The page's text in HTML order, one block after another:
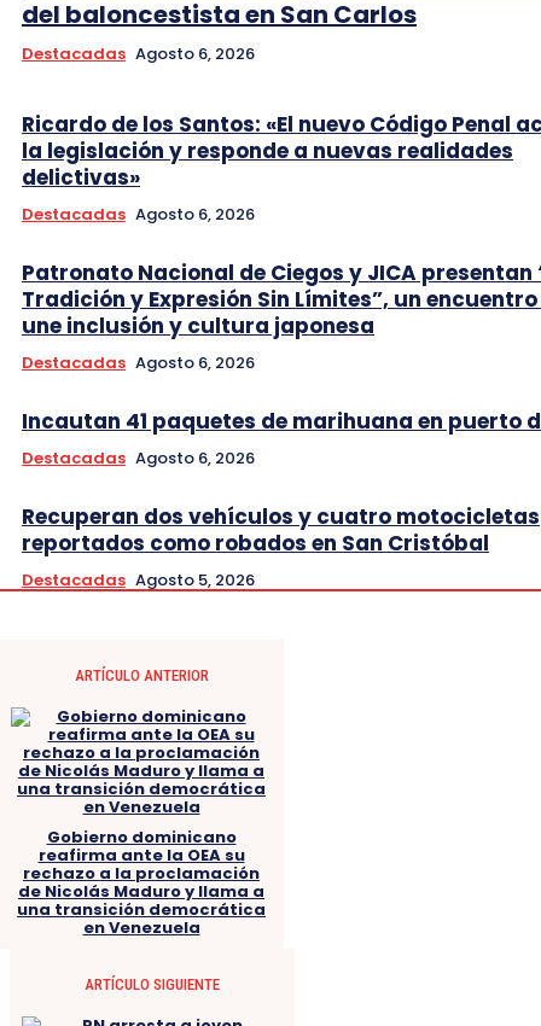
del baloncestista en San Carlos
Destacadas Agosto 6, 2026
Ricardo de los Santos: «El nuevo Código Penal
la legislación y responde a nuevas realidades
delictivas»
Destacadas Agosto 6, 2026
Patronato Nacional de Ciegos y JICA presentan
Tradición y Expresión Sin Límites”, un
une inclusión y cultura japonesa
Destacadas Agosto 6, 2026
Incautan 41 paquetes de marihuana en puerto
Destacadas Agosto 6, 2026
Recuperan dos vehículos y cuatro motocicletas
reportados como robados en San Cristóbal
Destacadas Agosto 5, 2026
ARTÍCULO ANTERIOR
Gobierno dominicano
reafirma ante la OEA su
rechazo a la proclamación
de Nicolás Maduro y llama a
una transición democrática
en Venezuela
ARTÍCULO SIGUIENTE